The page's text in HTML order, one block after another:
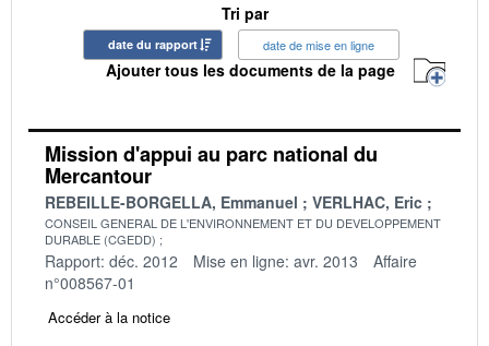
Tri par
date du rapport date de mise en ligne
Ajouter tous les documents de la page
Mission d'appui au parc national du
Mercantour
REBEILLE-BORGELLA, Emmanuel VERLHAC, Eric
CONSEIL GENERAL DE L'ENVIRONNEMENT ET DU DEVELOPPEMENT
DURABLE (CGEDD)
Rapport: déc. 2012 Mise en ligne: avr. 2013
Affaire
n°008567-01
Accéder à la notice